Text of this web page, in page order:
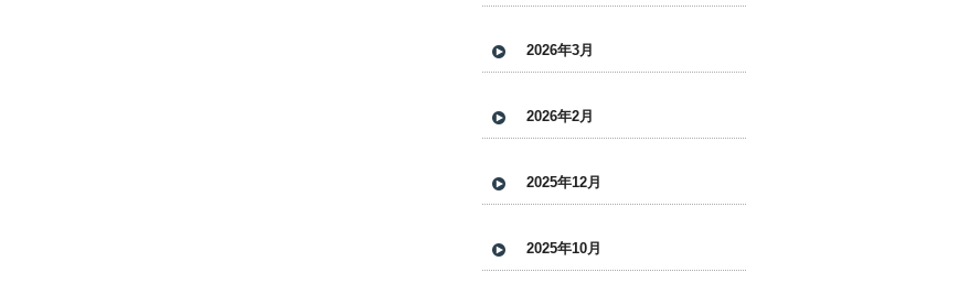
2026年3月
2026年2月
2025年12月
2025年10月